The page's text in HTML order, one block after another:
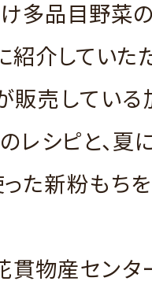
け多品目野菜
介していた
販売してい
レシピと、夏
った新粉もち
貫物産セン